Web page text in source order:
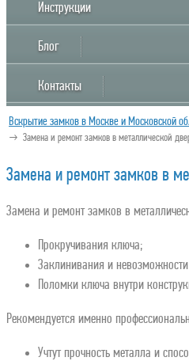
Инструкции
Блог
Контакты
Вскрытие замков в Москве и Московской
→ Замена и ремонт замков в металлической
Замена и ремонт замков в
Замена и ремонт замков в
Прокручивания ключа;
Заклинивания и
Поломки ключа внутри
Рекомендуется именно
Учтут прочность металла и